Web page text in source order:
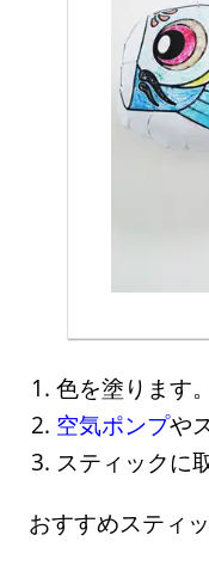
色を塗ります。
空気ポンプや
スティックに
おすすめスティ